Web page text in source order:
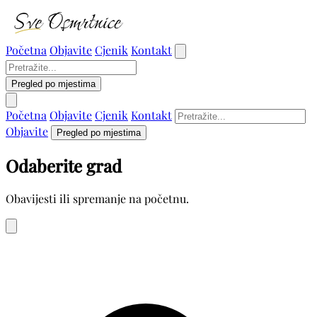
Početna ObjaviteCjenik Kontakt
Pregled po mjestima
Početna ObjaviteCjenik Kontakt
Objavite
Pregled po mjestima
Odaberite grad
Obavijesti ili spremanje na početnu.